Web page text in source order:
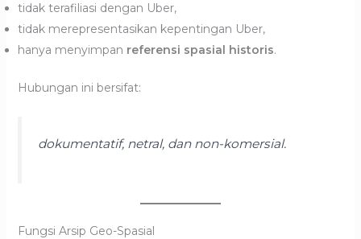
tidak terafiliasi dengan Uber,
tidak merepresentasikan kepentingan Uber,
hanya menyimpan referensi spasial historis.
Hubungan ini bersifat:
dokumentatif, netral, dan non-komersial.
Fungsi Arsip Geo-Spasial